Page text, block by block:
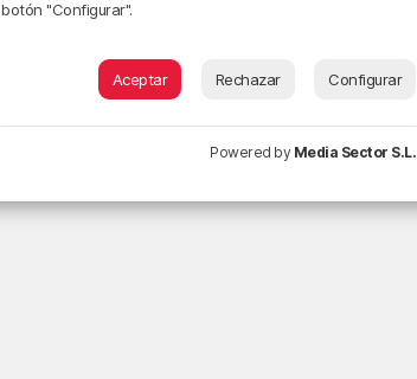
botón "Configurar".
Aceptar Rechazar Configurar
Powered by Media Sector S.L.